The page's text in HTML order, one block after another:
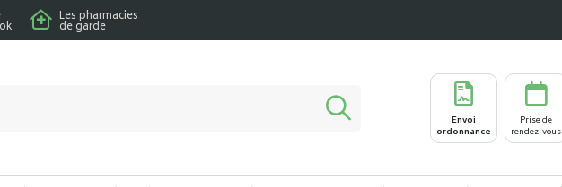
Les pharmacies
de garde
Envoi
ordonnance
Prise de
rendez-vous